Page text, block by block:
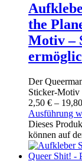
the
Motiv –
Der
Sticker-Motiv
2,50 € – 19,80
Ausführung
Dieses
können auf